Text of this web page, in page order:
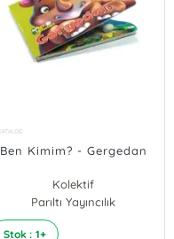
Ben Kimim? - Gergedan
Kolektif
Parıltı Yayıncılık
Stok : 1+